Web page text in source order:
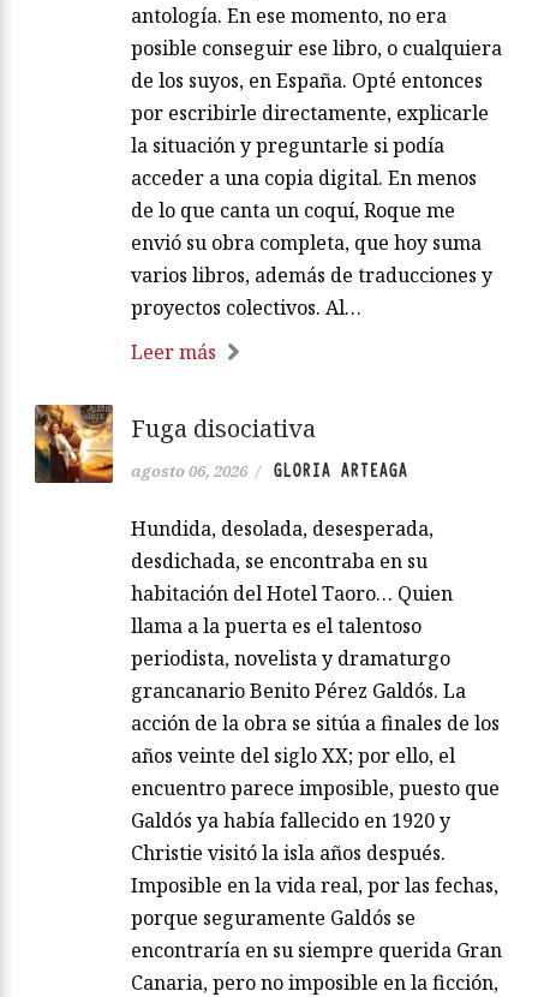
antología. En ese momento, no era
posible conseguir ese libro, o cualquiera
de los suyos, en España. Opté entonces
por escribirle directamente, explicarle
la situación y preguntarle si podía
acceder a una copia digital. En menos
de lo que canta un coquí, Roque me
envió su obra completa, que hoy suma
varios libros, además de traducciones y
proyectos colectivos. Al…
Leer más
Fuga disociativa
agosto 06, 2026 / GLORIA ARTEAGA
Hundida, desolada, desesperada,
desdichada, se encontraba en su
habitación del Hotel Taoro… Quien
llama a la puerta es el talentoso
periodista, novelista y dramaturgo
grancanario Benito Pérez Galdós. La
acción de la obra se sitúa a finales de los
años veinte del siglo XX; por ello, el
encuentro parece imposible, puesto que
Galdós ya había fallecido en 1920 y
Christie visitó la isla años después.
Imposible en la vida real, por las fechas,
porque seguramente Galdós se
encontraría en su siempre querida Gran
Canaria, pero no imposible en la ficción,